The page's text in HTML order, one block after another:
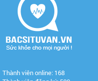
Thành viên online: 168